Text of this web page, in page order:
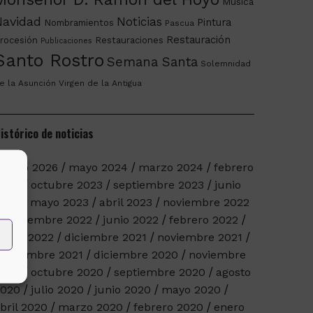
Nombramientos Noticias Pascua Pintura
Publicaciones Restauraciones Restauración
Rostro Semana Santa Solemnidad
la Asunción Virgen de la Antigua
de noticias
marzo 2026 mayo 2024 marzo 2024
febrero
octubre 2023 septiembre 2023
junio
mayo 2023 abril 2023
noviembre 2022
septiembre 2022
junio 2022
febrero 2022
enero 2022
diciembre 2021
noviembre 2021
2021
diciembre 2020
noviembre
octubre 2020 septiembre 2020
agosto
julio 2020 junio 2020
mayo 2020
2020
marzo 2020 febrero 2020
enero